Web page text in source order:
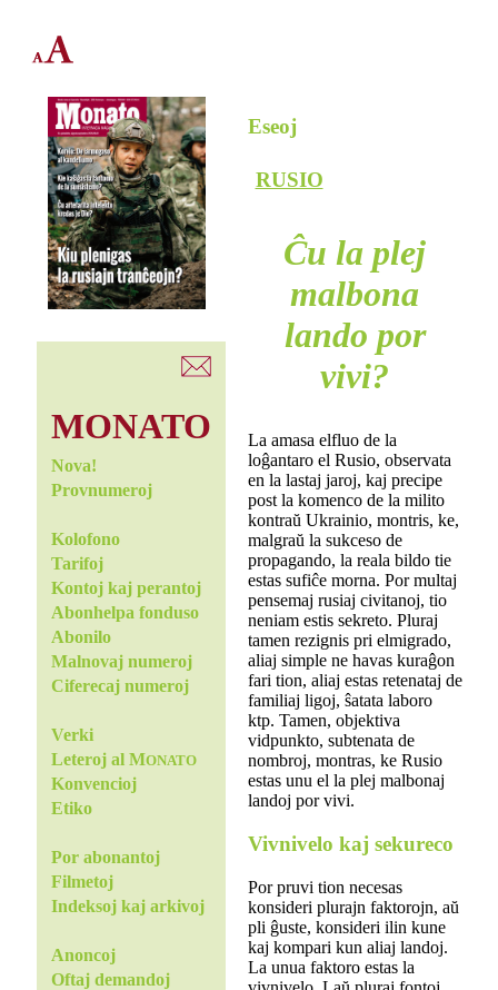
MONATO
Nova!
Provnumeroj
Kolofono
Tarifoj
Kontoj kaj perantoj
Abonhelpa fonduso
Abonilo
Malnovaj numeroj
Ciferecaj numeroj
Verki
Leteroj al MONATO
Konvencioj
Etiko
Por abonantoj
Filmetoj
Indeksoj kaj arkivoj
Anoncoj
Oftaj demandoj
Eseoj
RUSIO
Ĉu la plej
malbona
lando por
vivi?
La amasa elfluo de la
loĝantaro el Rusio, observata
en la lastaj jaroj, kaj precipe
post la komenco de la milito
kontraŭ Ukrainio, montris, ke,
malgraŭ la sukceso de
propagando, la reala bildo tie
estas sufiĉe morna. Por multaj
pensemaj rusiaj civitanoj, tio
neniam estis sekreto. Pluraj
tamen rezignis pri elmigrado,
aliaj simple ne havas kuraĝon
fari tion, aliaj estas retenataj de
familiaj ligoj, ŝatata laboro
ktp. Tamen, objektiva
vidpunkto, subtenata de
nombroj, montras, ke Rusio
estas unu el la plej malbonaj
landoj por vivi.
Vivnivelo kaj sekureco
Por pruvi tion necesas
konsideri plurajn faktorojn, aŭ
pli ĝuste, konsideri ilin kune
kaj kompari kun aliaj landoj.
La unua faktoro estas la